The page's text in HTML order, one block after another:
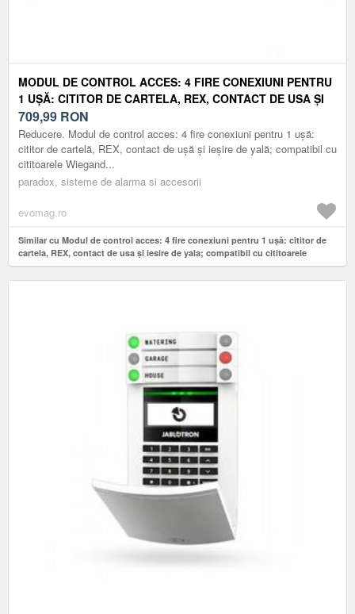
MODUL DE CONTROL ACCES: 4 FIRE CONEXIUNI PENTRU
1 UŞĂ: CITITOR DE CARTELA, REX, CONTACT DE USA ŞI
IESIRE DE YALA; COMPATIBIL CU CITITOARELE WIEGAND
26-BIT SAU PARADOX PE 4 FIRE: R910 / R915; ACCES CU
CARTELA ŞI/SAU COD, CU CITITORUL R915
709,99 RON
Reducere. Modul de control acces: 4 fire conexiuni pentru 1 uşă:
cititor de cartelă, REX, contact de uşă şi ieşire de yală; compatibil cu
cititoarele Wiegand...
paradox, sisteme de alarma si accesorii
evomag.ro
Similar cu Modul de control acces: 4 fire conexiuni pentru 1 uşă: cititor de
cartela, REX, contact de usa şi iesire de yala; compatibil cu cititoarele
Wiegand 26-bit sau Paradox pe 4 fire: R910 / R915; acces cu cartela şi/sau